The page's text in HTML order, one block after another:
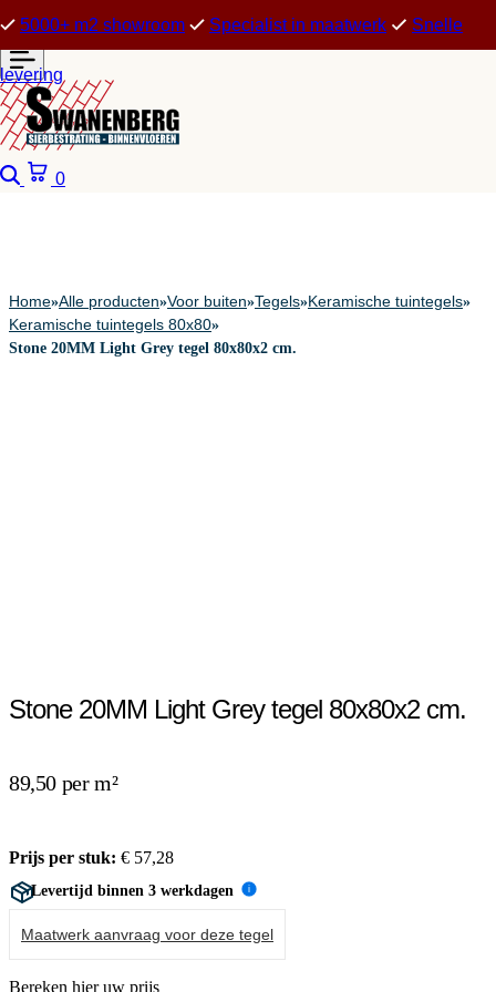
5000+ m2 showroom Specialist in maatwerk Snelle
levering
Zoeken
0
Home»Alle producten»Voor buiten»Tegels»Keramische tuintegels»
Keramische tuintegels 80x80»
Stone 20MM Light Grey tegel 80x80x2 cm.
Stone 20MM Light Grey tegel 80x80x2 cm.
89,50 per m²
Prijs per stuk: € 57,28
Levertijd binnen 3 werkdagen i
Maatwerk aanvraag voor deze tegel
Bereken hier uw prijs